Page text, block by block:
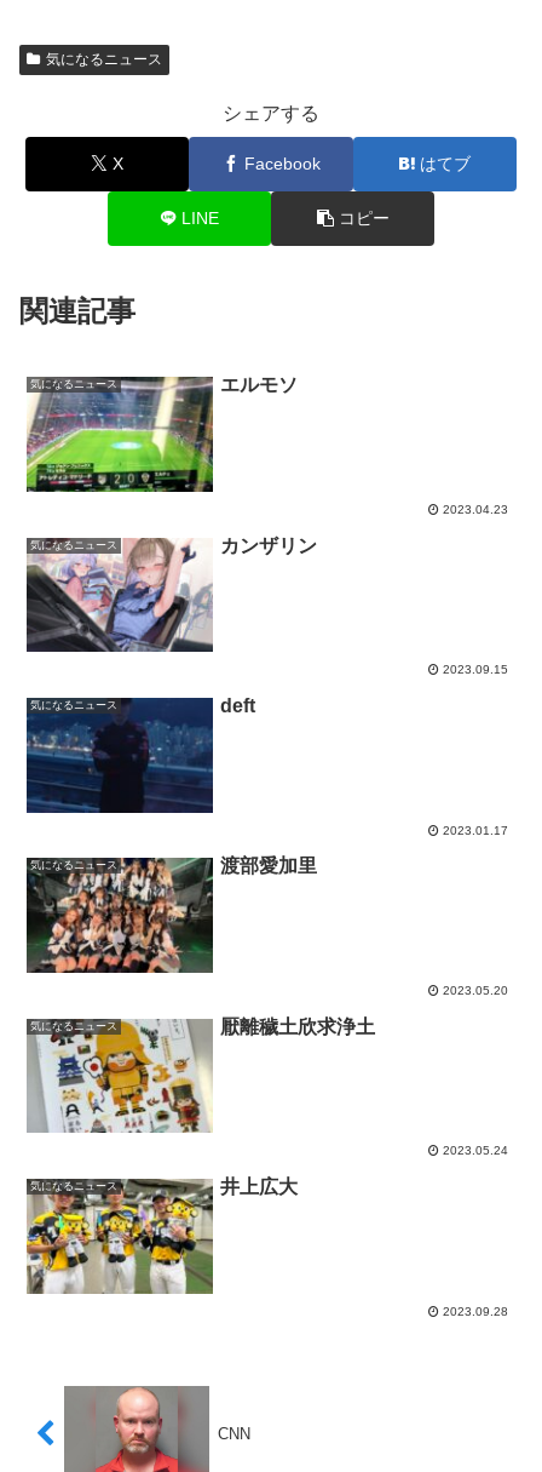
気になるニュース
シェアする
X Facebook はてブ
LINE コピー
関連記事
気になるニュース エルモソ
2023.04.23
気になるニュース カンザリン
2023.09.15
気になるニュース deft
2023.01.17
気になるニュース 渡部愛加里
2023.05.20
気になるニュース 厭離穢土欣求浄土
2023.05.24
気になるニュース 井上広大
2023.09.28
CNN